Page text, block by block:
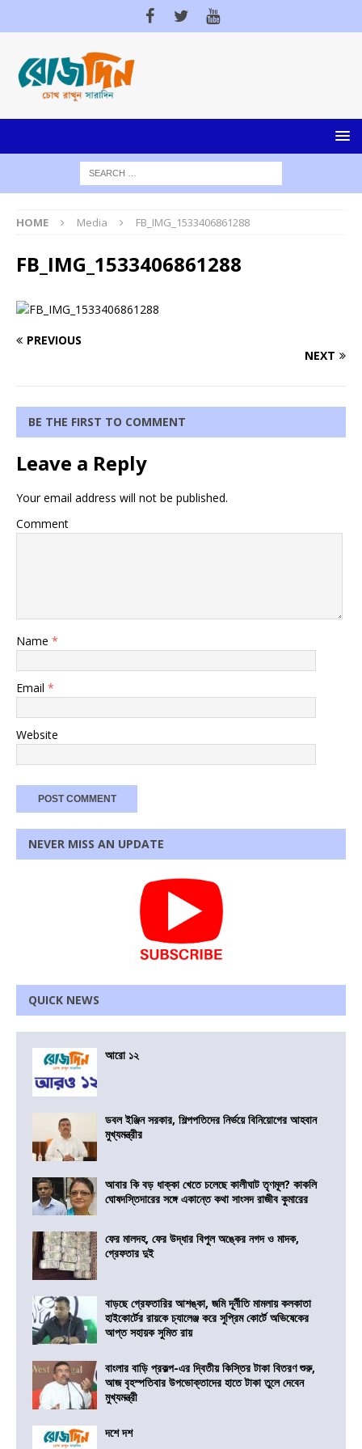
HOME Media FB_IMG_1533406861288
FB_IMG_1533406861288
PREVIOUS
NEXT
BE THE FIRST TO COMMENT
Leave a Reply
Your email address will not be published.
Comment
Name *
Email *
Website
NEVER MISS AN UPDATE
QUICK NEWS
আরো ১২
ডবল ইঞ্জিন সরকার, শিল্পপতিদের নির্ভয়ে বিনিয়োগের আহবান
মুখ্যমন্ত্রীর
আবার কি বড় ধাক্কা খেতে চলেছে কালীঘাট তৃণমূল? কাকলি
ঘোষদস্তিদারের সঙ্গে একান্তে কথা সাংসদ রাজীব কুমারের
ফের মালদহ, ফের উদ্ধার বিপুল অঙ্কের নগদ ও মাদক,
গ্রেফতার দুই
বাড়ছে গ্রেফতারির আশঙ্কা, জমি দূর্নীতি মামলায় কলকাতা
হাইকোর্টের রায়কে চ্যালেঞ্জ করে সুপ্রিম কোর্টে অভিষেকের
আপ্ত সহায়ক সুমিত রায়
বাংলার বাড়ি প্রকল্প-এর দ্বিতীয় কিস্তির টাকা বিতরণ শুরু,
আজ বৃহস্পতিবার উপভোক্তাদের হাতে টাকা তুলে দেবেন
মুখ্যমন্ত্রী
দশে দশ